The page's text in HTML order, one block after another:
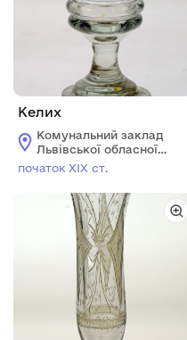
Келих
Комунальний заклад
Львівської обласної
ради "Львівський
початок ХІХ ст.